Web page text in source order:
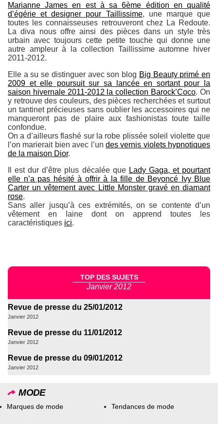
Marianne James en est à sa 6ème édition en qualité
d’égérie et designer pour Taillissime, une marque que
toutes les connaisseuses retrouveront chez La Redoute.
La diva nous offre ainsi des pièces dans un style très
urbain avec toujours cette petite touche qui donne une
autre ampleur à la collection Taillissime automne hiver
2011-2012.
Elle a su se distinguer avec son blog Big Beauty primé en
2009 et elle poursuit sur sa lancée en sortant pour la
saison hivernale 2011-2012 la collection Barock’Coco. On
y retrouve des couleurs, des pièces recherchées et surtout
un tantinet précieuses sans oublier les accessoires qui ne
manqueront pas de plaire aux fashionistas toute taille
confondue.
On a d’ailleurs flashé sur la robe plissée soleil violette que
l’on marierait bien avec l’un des vernis violets hypnotiques
de la maison Dior.
Il est dur d’être plus décalée que Lady Gaga, et pourtant
elle n’a pas hésité à offrir à la fille de Beyoncé Ivy Blue
Carter un vêtement avec Little Monster gravé en diamant
rose.
Sans aller jusqu’à ces extrémités, on se contente d’un
vêtement en laine dont on apprend toutes les
caractéristiques ici.
TOP DES SUJETS
Janvier 2012
Revue de presse du 25/01/2012
Janvier 2012
Revue de presse du 11/01/2012
Janvier 2012
Revue de presse du 09/01/2012
Janvier 2012
MODE
Marques de mode Tendances de mode